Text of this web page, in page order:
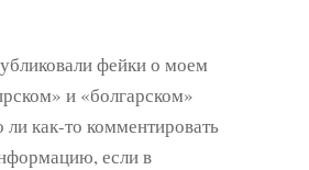
фейки о моем
и «болгарском»
как-то комментировать
если в